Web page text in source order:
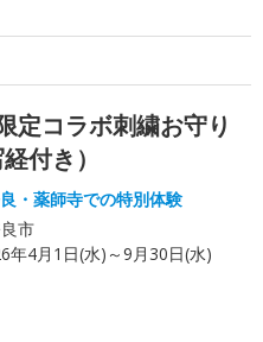
コラボ刺繍お守り
付き）
・薬師寺での特別体験
市
年4月1日(水)～9月30日(水)